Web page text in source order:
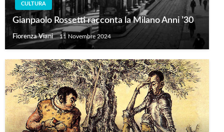
CULTURA
Gianpaolo Rossetti racconta la Milano Anni ’30
Fiorenza Viani 11 Novembre 2024